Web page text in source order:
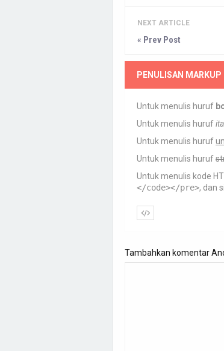
NEXT ARTICLE
« Prev Post
PENULISAN MARKUP
Untuk menulis huruf
Untuk menulis huruf
Untuk menulis huruf
Untuk menulis huruf
Untuk menulis kode
</code></pre>, dan
Tambahkan komentar